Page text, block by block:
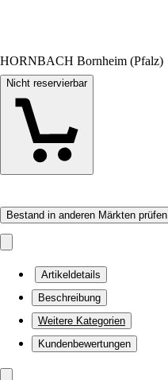
HORNBACH Bornheim (Pfalz)
Nicht reservierbar
Bestand in anderen Märkten prüfen
Artikeldetails
Beschreibung
Weitere Kategorien
Kundenbewertungen